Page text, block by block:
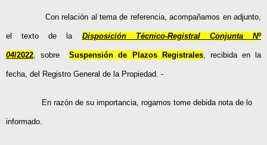
Con relación al tema de referencia, acompañamos en adjunto,
el texto de la Disposición Técnico-Registral Conjunta Nº
04/2022, sobre Suspensión de Plazos Registrales, recibida en la
fecha, del Registro General de la Propiedad. -
En razón de su importancia, rogamos tome debida nota de lo
informado.